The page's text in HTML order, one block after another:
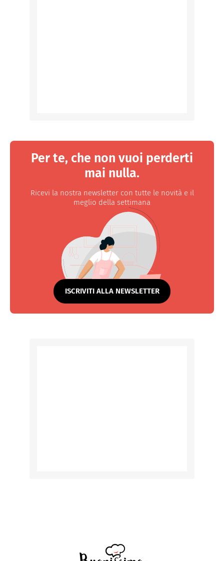
Per te, che non vuoi perderti
mai nulla.
Ricevi la nostra newsletter con tutte le novità e il
meglio della settimana
ISCRIVITI ALLA NEWSLETTER